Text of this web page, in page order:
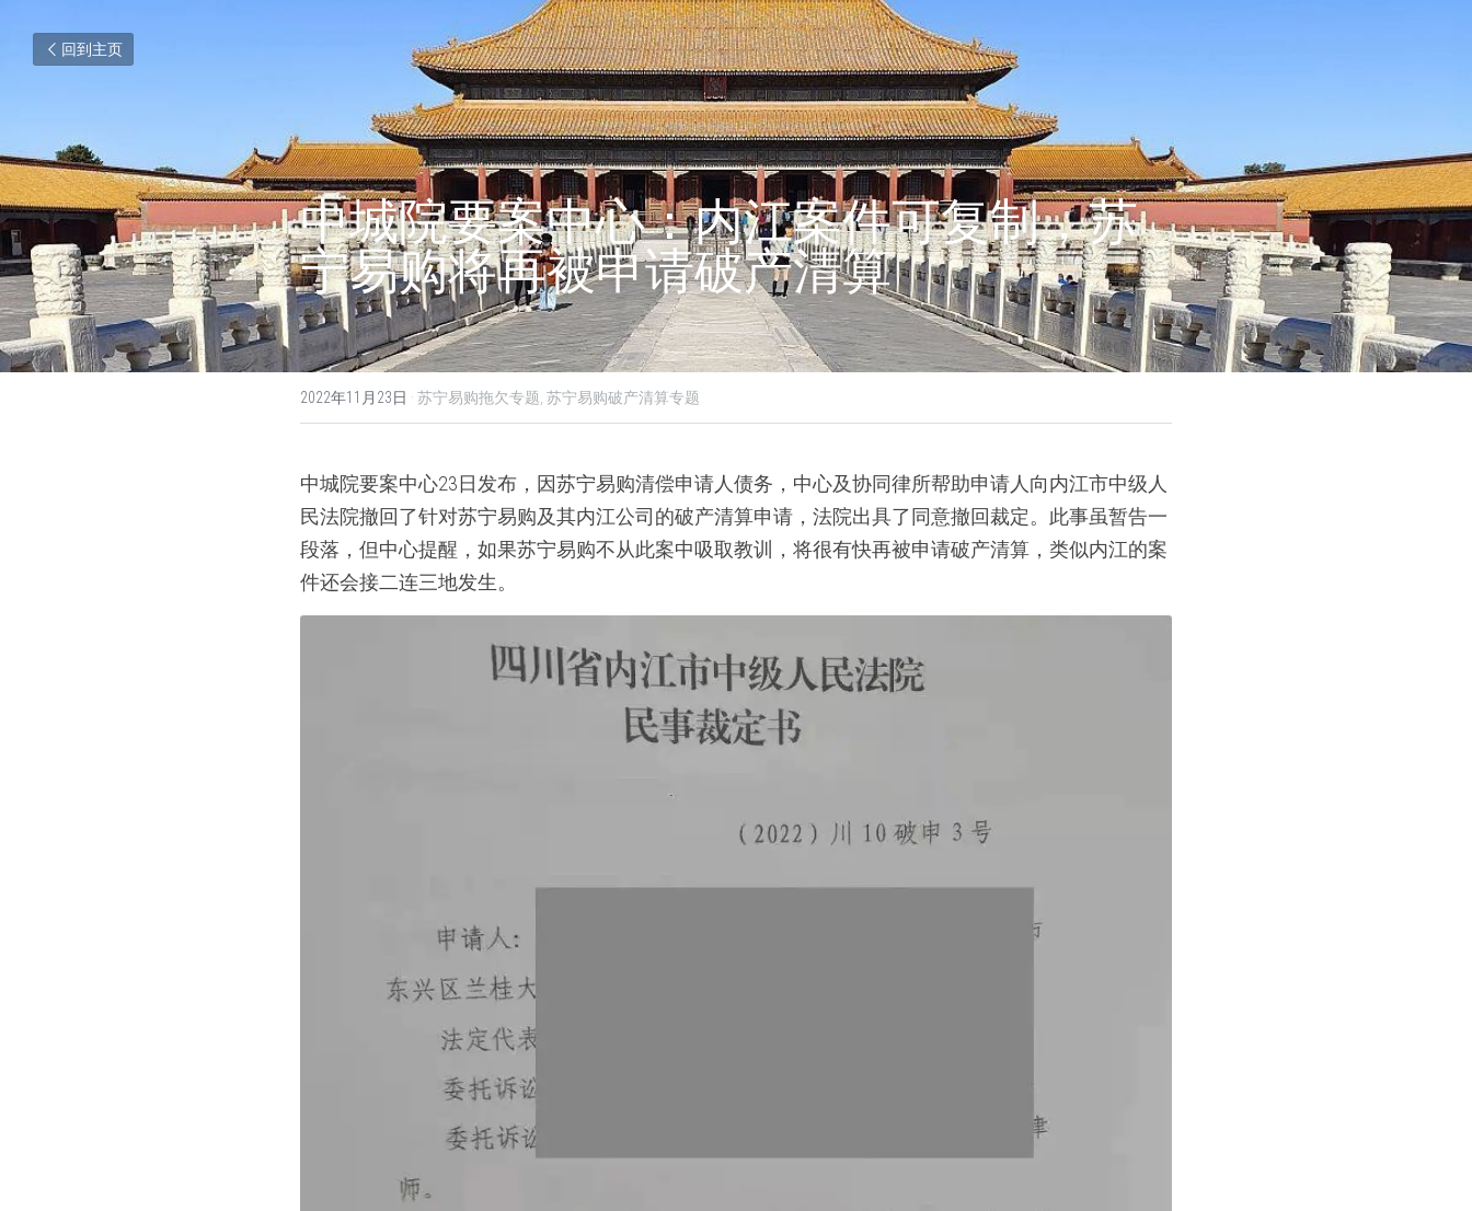
回到主页
中城院要案中心：内江案件可复制，苏
宁易购将再被申请破产清算
2022年11月23日 · 苏宁易购拖欠专题, 苏宁易购破产清算专题
中城院要案中心23日发布，因苏宁易购清偿申请人债务，中心及协同律所帮助申请人向内江市中级人
民法院撤回了针对苏宁易购及其内江公司的破产清算申请，法院出具了同意撤回裁定。此事虽暂告一
段落，但中心提醒，如果苏宁易购不从此案中吸取教训，将很有快再被申请破产清算，类似内江的案
件还会接二连三地发生。